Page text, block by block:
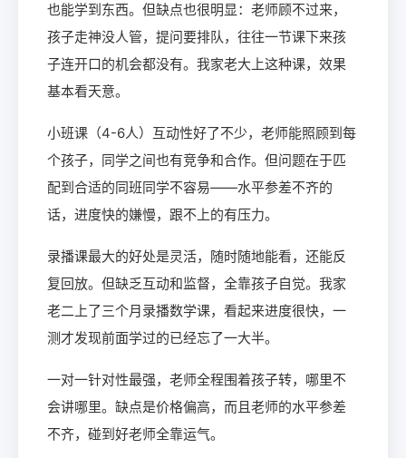
也能学到东西。但缺点也很明显：老师顾不过来，
孩子走神没人管，提问要排队，往往一节课下来孩
子连开口的机会都没有。我家老大上这种课，效果
基本看天意。
小班课（4-6人）互动性好了不少，老师能照顾到每
个孩子，同学之间也有竞争和合作。但问题在于匹
配到合适的同班同学不容易——水平参差不齐的
话，进度快的嫌慢，跟不上的有压力。
录播课最大的好处是灵活，随时随地能看，还能反
复回放。但缺乏互动和监督，全靠孩子自觉。我家
老二上了三个月录播数学课，看起来进度很快，一
测才发现前面学过的已经忘了一大半。
一对一针对性最强，老师全程围着孩子转，哪里不
会讲哪里。缺点是价格偏高，而且老师的水平参差
不齐，碰到好老师全靠运气。